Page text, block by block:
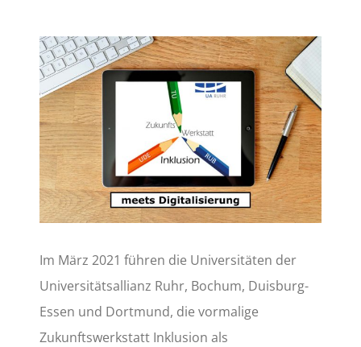
Zeige
grösseres
Bild
Im März 2021 führen die Universitäten der
Universitätsallianz Ruhr, Bochum, Duisburg-
Essen und Dortmund, die vormalige
Zukunftswerkstatt Inklusion als